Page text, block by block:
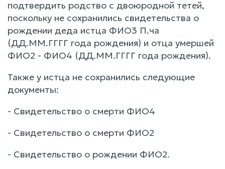
подтвердить родство с двоюродной тетей,
поскольку не сохранились свидетельства о
рождении деда истца ФИО3 П.ча
(ДД.ММ.ГГГГ года рождения) и отца умершей
ФИО2 - ФИО4 (ДД.ММ.ГГГГ года рождения).
Также у истца не сохранились следующие
документы:
- Свидетельство о смерти ФИО4
- Свидетельство о смерти ФИО2
- Свидетельство о рождении ФИО2.